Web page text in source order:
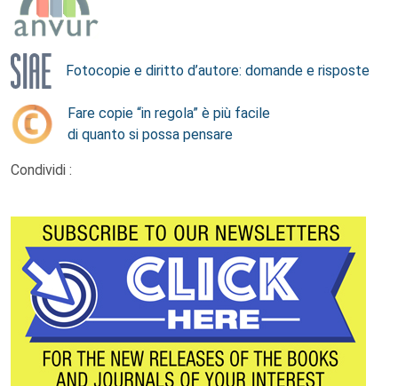
Fotocopie e diritto d’autore: domande e risposte
Fare copie “in regola” è più facile
di quanto si possa pensare
Condividi :